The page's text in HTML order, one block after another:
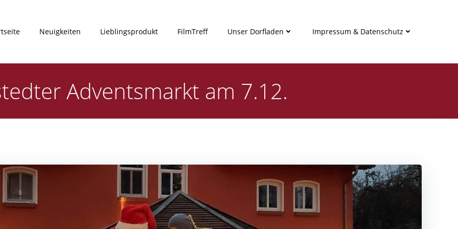
Neuigkeiten Lieblingsprodukt FilmTreff Unser Dorfladen Impressum & Datenschutz
Adventsmarkt am 7.12.